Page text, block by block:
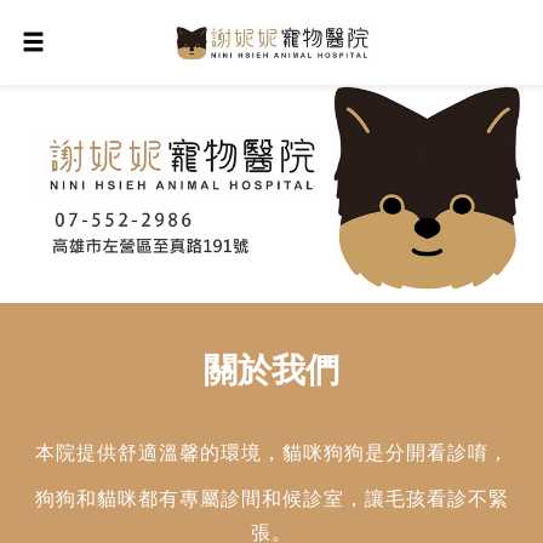
關於我們
本院提供舒適溫馨的環境，貓咪狗狗是分開看診唷，
狗狗和貓咪都有專屬診間和候診室，讓毛孩看診不緊
張。